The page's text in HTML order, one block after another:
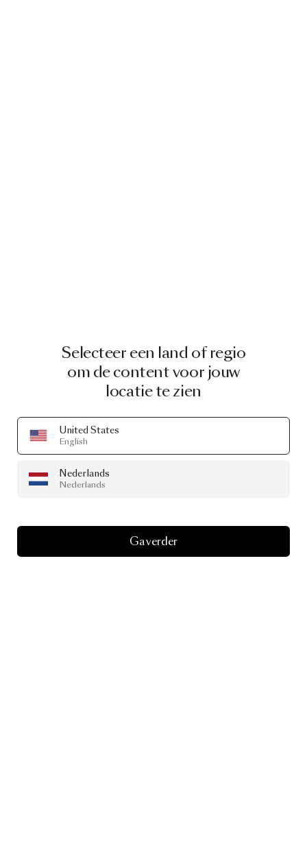
Selecteer een land of regio
om de content voor jouw
locatie te zien
United States
English
Nederlands
Nederlands
Ga verder